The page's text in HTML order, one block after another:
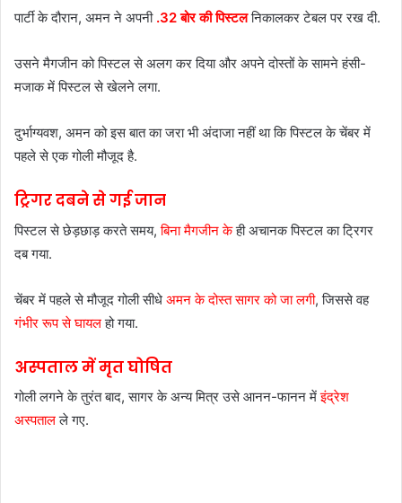
पार्टी के दौरान, अमन ने अपनी.32 बोर की पिस्टलनिकालकर टेबल पर रख दी.
उसने मैगजीन को पिस्टल से अलग कर दिया और अपने दोस्तों के सामने हंसी-
मजाक में पिस्टल से खेलने लगा.
दुर्भाग्यवश, अमन को इस बात का जरा भी अंदाजा नहीं था कि पिस्टल के चेंबर में
पहले से एक गोली मौजूद है.
ट्रिगर दबने से गई जान
पिस्टल से छेड़छाड़ करते समय,बिना मैगजीन केही अचानक पिस्टल का ट्रिगर
दब गया.
चेंबर में पहले से मौजूद गोली सीधे अमन के दोस्त सागर को जा लगी, जिससे वह
गंभीर रूप से घायलहो गया.
अस्पताल में मृत घोषित
गोली लगने के तुरंत बाद, सागर के अन्य मित्र उसे आनन-फानन मेंइंद्रेश
अस्पतालले गए.